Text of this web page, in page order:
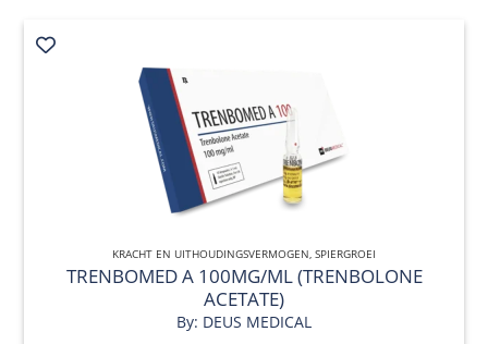
QUICK VIEW
KRACHT EN UITHOUDINGSVERMOGEN, SPIERGROEI
TRENBOMED A 100MG/ML (TRENBOLONE
ACETATE)
By: DEUS MEDICAL